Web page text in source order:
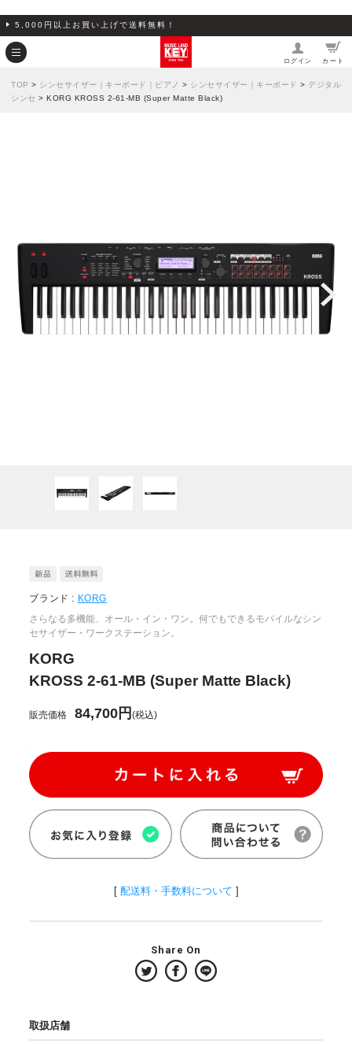
5,000円以上お買い上げで送料無料！
ログイン カート
TOP > シンセサイザー｜キーボード｜ピアノ > シンセサイザー｜キーボード > デジタル
シンセ > KORG KROSS 2-61-MB (Super Matte Black)
ブランド : KORG
さらなる多機能、オール・イン・ワン。何でもできるモバイルなシン
セサイザー・ワークステーション。
KORG
KROSS 2-61-MB (Super Matte Black)
販売価格 84,700円(税込)
[ 配送料・手数料について ]
Share On
取扱店舗